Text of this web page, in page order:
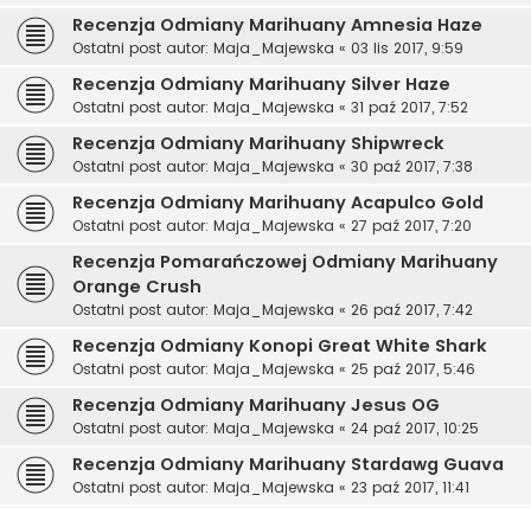
Recenzja Odmiany Marihuany Amnesia Haze
Ostatni post autor: Maja_Majewska « 03 lis 2017, 9:59
Recenzja Odmiany Marihuany Silver Haze
Ostatni post autor: Maja_Majewska « 31 paź 2017, 7:52
Recenzja Odmiany Marihuany Shipwreck
Ostatni post autor: Maja_Majewska « 30 paź 2017, 7:38
Recenzja Odmiany Marihuany Acapulco Gold
Ostatni post autor: Maja_Majewska « 27 paź 2017, 7:20
Recenzja Pomarańczowej Odmiany Marihuany
Orange Crush
Ostatni post autor: Maja_Majewska « 26 paź 2017, 7:42
Recenzja Odmiany Konopi Great White Shark
Ostatni post autor: Maja_Majewska « 25 paź 2017, 5:46
Recenzja Odmiany Marihuany Jesus OG
Ostatni post autor: Maja_Majewska « 24 paź 2017, 10:25
Recenzja Odmiany Marihuany Stardawg Guava
Ostatni post autor: Maja_Majewska « 23 paź 2017, 11:41